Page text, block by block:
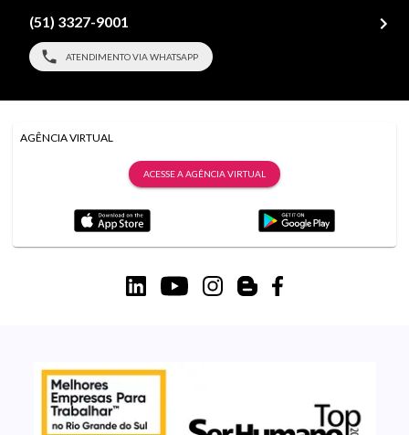
(51) 3327-9001
ATENDIMENTO VIA WHATSAPP
AGÊNCIA VIRTUAL
ACESSE A AGÊNCIA VIRTUAL